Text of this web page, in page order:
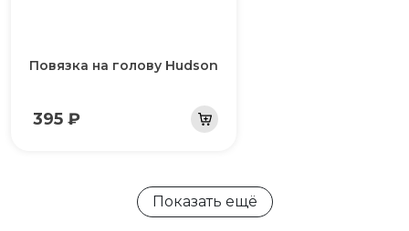
Повязка на голову Hudson
395 ₽
Показать ещё